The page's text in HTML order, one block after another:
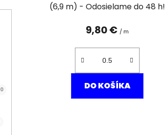
0
(6,9 m)
9,80 € / m
DO KOŠÍKA